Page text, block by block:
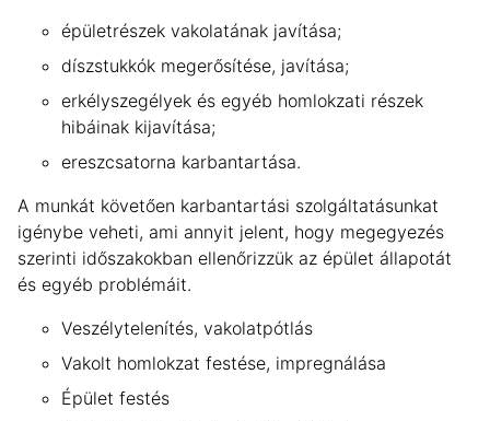
épületrészek vakolatának javítása;
díszstukkók megerősítése, javítása;
erkélyszegélyek és egyéb homlokzati részek
hibáinak kijavítása;
ereszcsatorna karbantartása.
A munkát követően karbantartási szolgáltatásunkat
igénybe veheti, ami annyit jelent, hogy megegyezés
szerinti időszakokban ellenőrizzük az épület állapotát
és egyéb problémáit.
Veszélytelenítés, vakolatpótlás
Vakolt homlokzat festése, impregnálása
Épület festés